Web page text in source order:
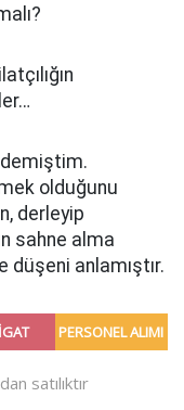
demiştim.
olduğunu
derleyip
sahne alma
anlamıştır.